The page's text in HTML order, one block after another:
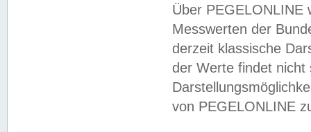
Über PEGELONLINE
Messwerten der
derzeit klassische
der Werte findet
von PEGELONLINE